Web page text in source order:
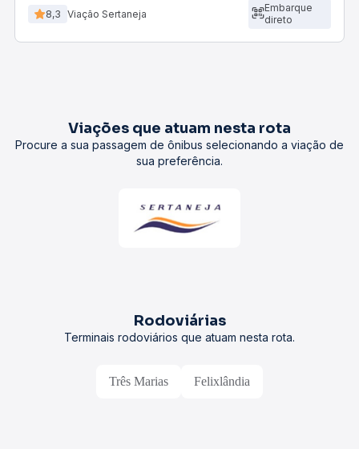
8,3 Viação Sertaneja
Embarque
direto
Viações que atuam nesta rota
Procure a sua passagem de ônibus selecionando a viação de
sua preferência.
Rodoviárias
Terminais rodoviários que atuam nesta rota.
Três Marias Felixlândia